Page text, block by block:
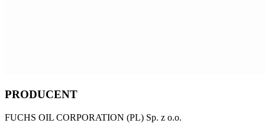
PRODUCENT
FUCHS OIL CORPORATION (PL) Sp. z o.o.